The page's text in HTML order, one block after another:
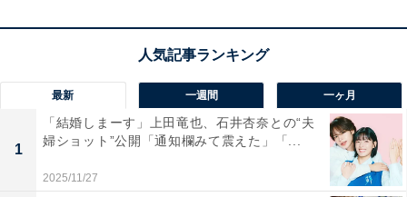
最新 一週間 一ヶ月
1
「結婚しまーす」上田竜也、石井杏奈との“夫
婦ショット”公開「通知欄みて震えた」「...
2025/11/27